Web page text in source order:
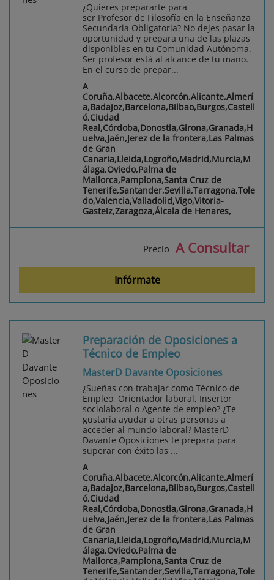
¿Quieres prepararte para
ser Profesor de Filosofía en la Enseñanza
Secundaria Obligatoria? No dejes pasar la
oportunidad y prepara una de las plazas
disponibles en tu Comunidad Autónoma.
Ser profesor está al alcance de tu mano.
En el curso de prepar...
A
Coruña,Albacete,Alcorcón,Alicante,Almerí
a,Badajoz,Barcelona,Bilbao,Burgos,Castell
ó,Ciudad
Real,Córdoba,Donostia,Girona,Granada,H
uelva,Jaén,Jerez de la frontera,Las Palmas
de Gran
Canaria,Lleida,Logroño,Madrid,Murcia,M
álaga,Oviedo,Palma de
Mallorca,Pamplona,Santa Cruz de
Tenerife,Santander,Sevilla,Tarragona,Tole
do,Valencia,Valladolid,Vigo,Vitoria-
Gasteiz,Zaragoza,Álcala de Henares,
Precio A Consultar
Infórmate
Preparación de Oposiciones a
Técnico de Empleo
MasterD Davante Oposiciones
¿Sueñas con trabajar como Técnico de
Empleo, Orientador laboral, Insertor
sociolaboral o Agente de empleo? ¿Te
gustaría ayudar a otras personas a
acceder al mundo laboral? MasterD
Davante Oposiciones te prepara para
superar con éxito las ...
A
Coruña,Albacete,Alcorcón,Alicante,Almerí
a,Badajoz,Barcelona,Bilbao,Burgos,Castell
ó,Ciudad
Real,Córdoba,Donostia,Girona,Granada,H
uelva,Jaén,Jerez de la frontera,Las Palmas
de Gran
Canaria,Lleida,Logroño,Madrid,Murcia,M
álaga,Oviedo,Palma de
Mallorca,Pamplona,Santa Cruz de
Tenerife,Santander,Sevilla,Tarragona,Tole